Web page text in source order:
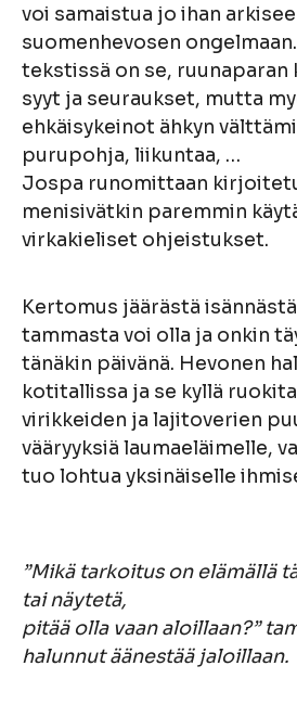
voi samaistua jo ihan
suomenhevosen
tekstissä on se,
syyt ja seuraukset, mutta
ehkäisykeinot ähkyn
purupohja, liikuntaa, …
Jospa runomittaan
menisivätkin paremmin
virkakieliset ohjeistukset.
Kertomus jäärästä
tammasta voi olla ja onkin
tänäkin päivänä. Hevonen
kotitallissa ja se kyllä
virikkeiden ja lajitoverien
vääryyksiä laumaeläimelle,
tuo lohtua yksinäiselle
”Mikä tarkoitus on elämällä
tai näytetä,
pitää olla vaan aloillaan?”
halunnut äänestää jaloillaan.